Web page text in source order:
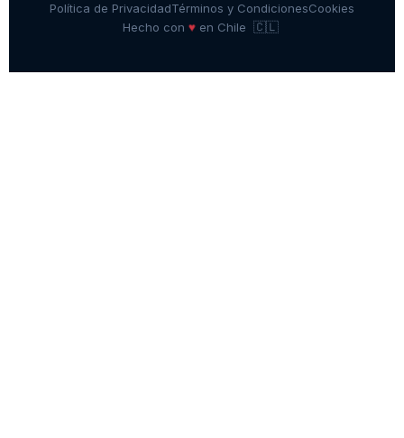
Política de PrivacidadTérminos y CondicionesCookies
Hecho con ♥en Chile 🇨🇱